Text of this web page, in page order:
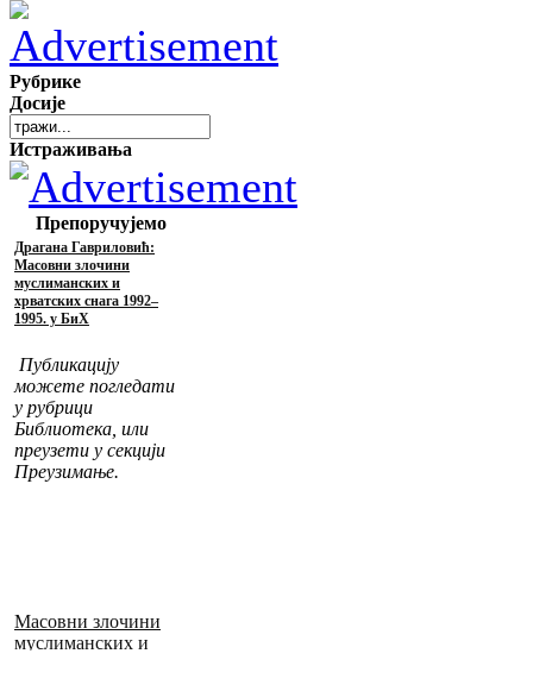
Рубрике
Досије
Истраживања
Препоручујемо
Драгана Гавриловић:
Масовни злочини
муслиманских и
хрватских снага 1992–
1995. у БиХ
Публикацију
можете погледати
у рубрици
Библиотека, или
преузети у секцији
Преузимање.
Масовни злочини
муслиманских и